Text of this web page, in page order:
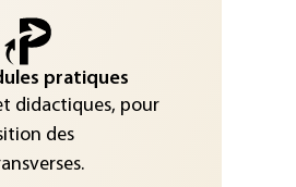
pratiques
didactiques, pour
des